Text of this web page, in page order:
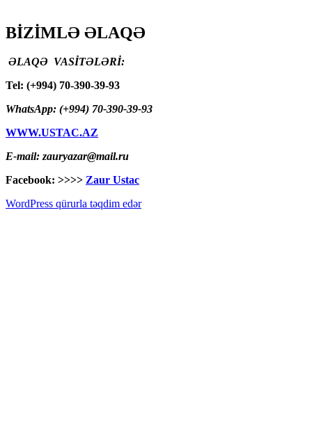
BİZİMLƏ ƏLAQƏ
ƏLAQƏ VASİTƏLƏRİ:
Tel: (+994) 70-390-39-93
WhatsApp: (+994) 70-390-39-93
WWW.USTAC.AZ
E-mail: zauryazar@mail.ru
Facebook: >>>> Zaur Ustac
WordPress qürurla təqdim edər